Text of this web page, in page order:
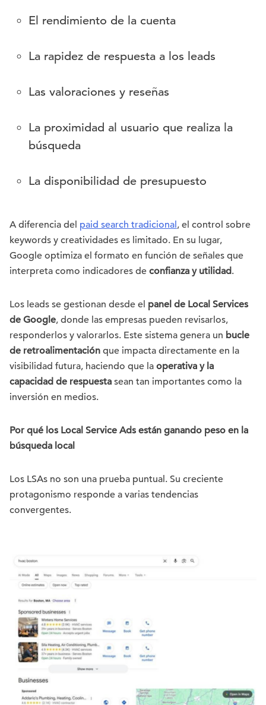
El rendimiento de la cuenta
La rapidez de respuesta a los leads
Las valoraciones y reseñas
La proximidad al usuario que realiza la
búsqueda
La disponibilidad de presupuesto
A diferencia del paid search tradicional, el control sobre
keywords y creatividades es limitado. En su lugar,
Google optimiza el formato en función de señales que
interpreta como indicadores de confianza y utilidad.
Los leads se gestionan desde el panel de Local Services
de Google, donde las empresas pueden revisarlos,
responderlos y valorarlos. Este sistema genera un bucle
de retroalimentación que impacta directamente en la
visibilidad futura, haciendo que la operativa y la
capacidad de respuesta sean tan importantes como la
inversión en medios.
Por qué los Local Service Ads están ganando peso en la
búsqueda local
Los LSAs no son una prueba puntual. Su creciente
protagonismo responde a varias tendencias
convergentes.